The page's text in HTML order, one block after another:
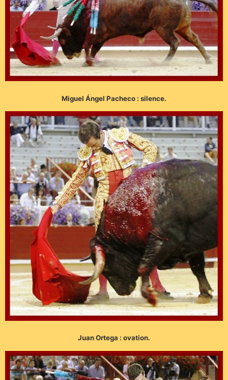
Miguel Ángel Pacheco : silence.
Juan Ortega : ovation.